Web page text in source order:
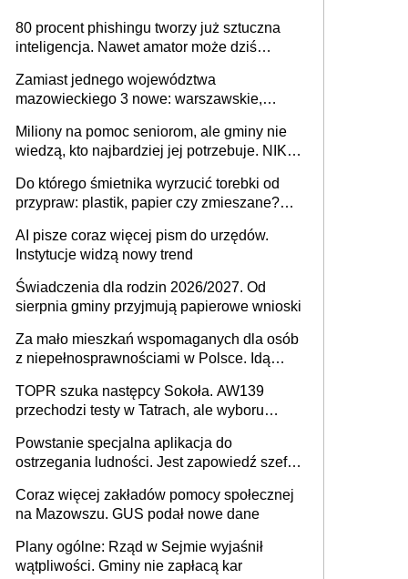
80 procent phishingu tworzy już sztuczna
inteligencja. Nawet amator może dziś
Zamiast jednego województwa
mazowieckiego 3 nowe: warszawskie,
Europie nie ma tak dużych jednostek
stołecznych
Miliony na pomoc seniorom, ale gminy nie
wiedzą, kto najbardziej jej potrzebuje. NIK
Do którego śmietnika wyrzucić torebki od
przypraw: plastik, papier czy zmieszane?
AI pisze coraz więcej pism do urzędów.
Instytucje widzą nowy trend
Świadczenia dla rodzin 2026/2027. Od
sierpnia gminy przyjmują papierowe wnioski
Za mało mieszkań wspomaganych dla osób
z niepełnosprawnościami w Polsce. Idą
TOPR szuka następcy Sokoła. AW139
przechodzi testy w Tatrach, ale wyboru
Powstanie specjalna aplikacja do
ostrzegania ludności. Jest zapowiedź szefa
Coraz więcej zakładów pomocy społecznej
na Mazowszu. GUS podał nowe dane
Plany ogólne: Rząd w Sejmie wyjaśnił
wątpliwości. Gminy nie zapłacą kar